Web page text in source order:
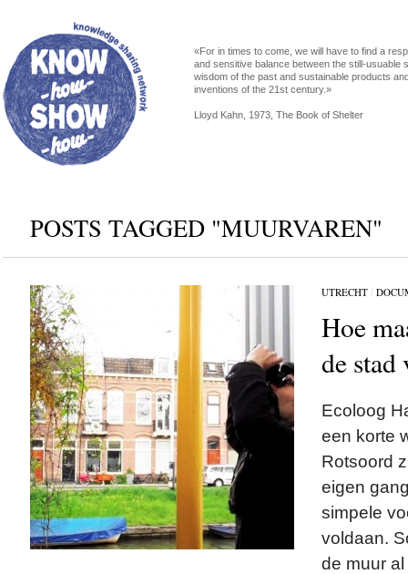
«For in times to come, we will have to find a
and sensitive balance between the still-usuable
wisdom of the past and sustainable products
inventions of the 21st century.»
Lloyd Kahn, 1973, The Book of Shelter
POSTS TAGGED "MUURVAREN"
UTRECHT/
Hoe
de stad
Ecoloog
een korte
Rotsoord
eigen
simpele
voldaan.
de muur